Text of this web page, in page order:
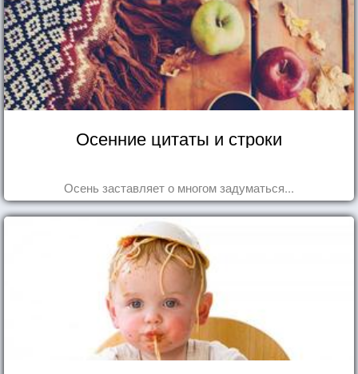
Осенние цитаты и строки
Осень заставляет о многом задуматься...